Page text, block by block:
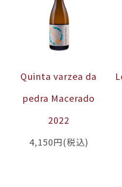
Quinta varzea da
pedra Macerado
2022
4,150円(税込)